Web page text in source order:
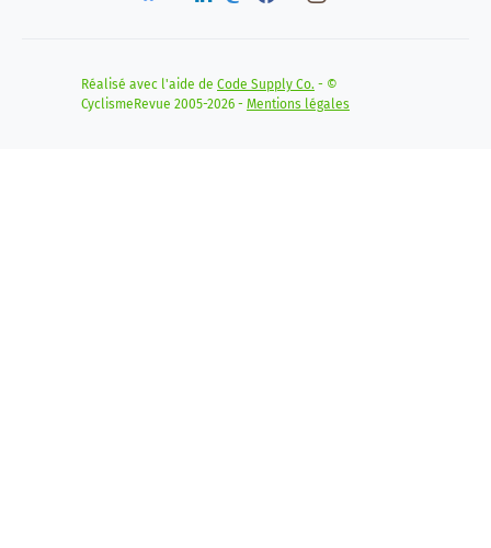
Réalisé avec l'aide de Code Supply Co. - ©
CyclismeRevue 2005-2026 - Mentions légales